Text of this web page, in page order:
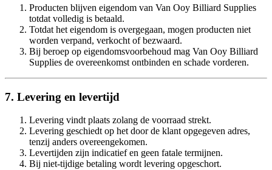
Producten blijven eigendom van Van Ooy Billiard Supplies
totdat volledig is betaald.
Totdat het eigendom is overgegaan, mogen producten niet
worden verpand, verkocht of bezwaard.
Bij beroep op eigendomsvoorbehoud mag Van Ooy Billiard
Supplies de overeenkomst ontbinden en schade vorderen.
7. Levering en levertijd
Levering vindt plaats zolang de voorraad strekt.
Levering geschiedt op het door de klant opgegeven adres,
tenzij anders overeengekomen.
Levertijden zijn indicatief en geen fatale termijnen.
Bij niet-tijdige betaling wordt levering opgeschort.